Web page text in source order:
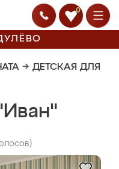
0
→ ДЕТСКАЯ ДЛЯ